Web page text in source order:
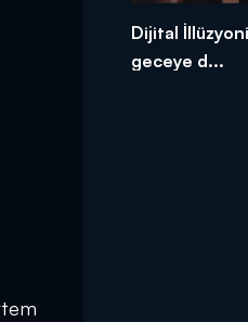
Dijital
geceye d...